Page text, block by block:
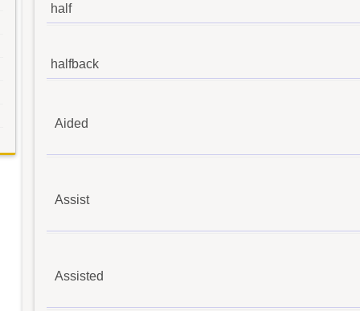
half
halfback
Aided
Assist
Assisted